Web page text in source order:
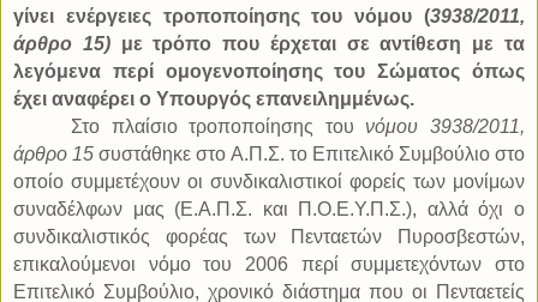
γίνει ενέργειες τροποποίησης του νόμου (3938/2011,
άρθρο 15)με τρόπο που έρχεται σε αντίθεση με τα
λεγόμενα περί ομογενοποίησης του Σώματος όπως
έχει αναφέρει ο Υπουργός επανειλημμένως.
Στο πλαίσιο τροποποίησης του νόμου 3938/2011,
άρθρο 15 συστάθηκε στο Α.Π.Σ. το Επιτελικό Συμβούλιο στο
οποίο συμμετέχουν οι συνδικαλιστικοί φορείς των μονίμων
συναδέλφων μας (Ε.Α.Π.Σ. και Π.Ο.Ε.Υ.Π.Σ.), αλλά όχι ο
συνδικαλιστικός φορέας των Πενταετών Πυροσβεστών,
επικαλούμενοι νόμο του 2006 περί συμμετεχόντων στο
Επιτελικό Συμβούλιο, χρονικό διάστημα που οι Πενταετείς